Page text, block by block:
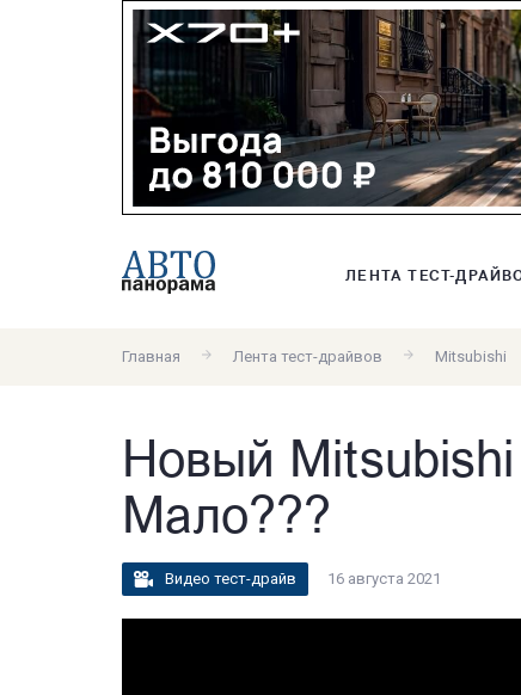
ЛЕНТА ТЕСТ-
Главная Лента тест-драйвов Mitsubishi
Новый Mitsubishi
Мало???
Видео тест-драйв 16 августа 2021